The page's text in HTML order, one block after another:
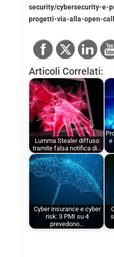
security/cybersecurity-e-
progetti-via-alla-open-
Articoli Correlati:
Lumma Stealer diffuso
tramite falsa notifica di…
e
Cyber insurance e cyber
risk: 3 PMI su 4
prevedono…